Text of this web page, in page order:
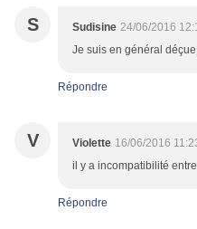
S Sudisine 24/06/2016
Je suis en général
Répondre
V Violette 16/06/2016
il y a incompatibilité
Répondre